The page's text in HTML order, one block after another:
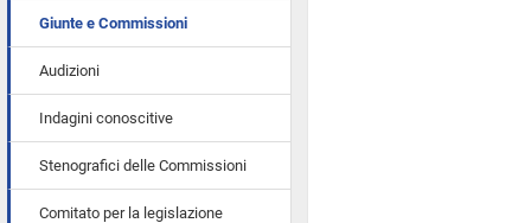
Giunte e Commissioni
Audizioni
Indagini conoscitive
Stenografici delle Commissioni
Comitato per la legislazione